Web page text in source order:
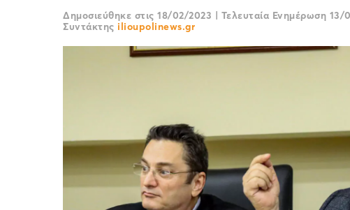
Δημοσιεύθηκε στις 18/02/2023 | Τελευταία Ενημέρωση 13/
Συντάκτης ilioupolinews.gr